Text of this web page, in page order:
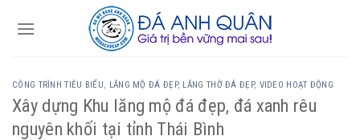
CÔNG TRÌNH TIÊU BIỂU, LĂNG MỘ ĐÁ ĐẸP, LĂNG THỜ ĐÁ ĐẸP, VIDEO HOẠT ĐỘNG
Xây dựng Khu lăng mộ đá đẹp, đá xanh rêu
nguyên khối tại tỉnh Thái Bình